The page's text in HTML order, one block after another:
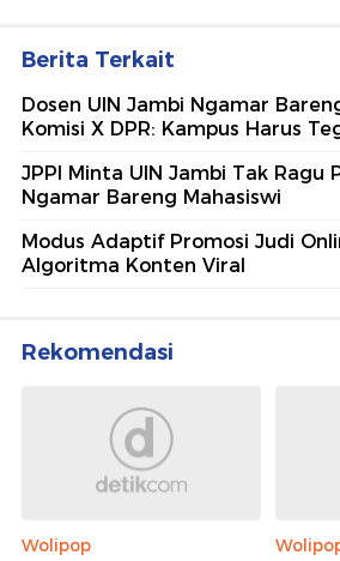
Berita Terkait
Dosen UIN Jambi Ngamar
Komisi X DPR: Kampus Harus
JPPI Minta UIN Jambi Tak Ragu
Ngamar Bareng Mahasiswi
Modus Adaptif Promosi Judi
Algoritma Konten Viral
Rekomendasi
Wolipop